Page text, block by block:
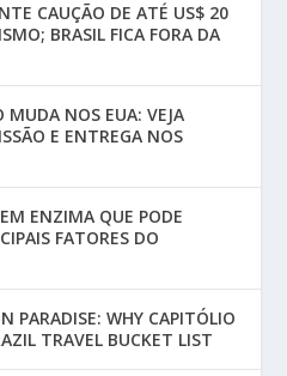
CAUÇÃO DE ATÉ US$ 20
BRASIL FICA FORA DA
MUDA NOS EUA: VEJA
E ENTREGA NOS
ENZIMA QUE PODE
FATORES DO
PARADISE: WHY CAPITÓLIO
TRAVEL BUCKET LIST